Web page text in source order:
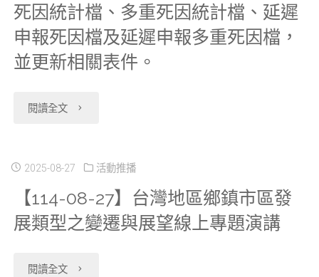
研
究
中
因
應
颱
死因統計檔、多重死因統計檔、延遲
申報死因檔及延遲申報多重死因檔，
並更新相關表件。
閱讀全文 "【114-
02】
新
增
2025-08-27 活動推播
【114-08-27】台灣地區鄉鎮市區發
展類型之變遷與展望線上專題演講
閱讀全文 "【114-